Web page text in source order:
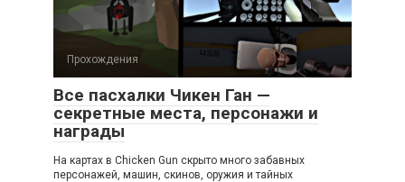
Прохождения
Все пасхалки Чикен Ган —
секретные места, персонажи и
награды
На картах в Chicken Gun скрыто много забавных
персонажей, машин, скинов, оружия и тайных